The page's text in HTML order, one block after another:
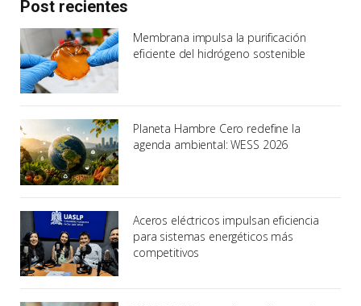
Post recientes
Membrana impulsa la purificación
eficiente del hidrógeno sostenible
Planeta Hambre Cero redefine la
agenda ambiental: WESS 2026
Aceros eléctricos impulsan eficiencia
para sistemas energéticos más
competitivos